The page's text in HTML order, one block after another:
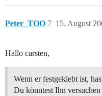
Peter_TOO 15. August
7
Hallo carsten,
Wenn er festgeklebt ist,
Du könntest Ihn